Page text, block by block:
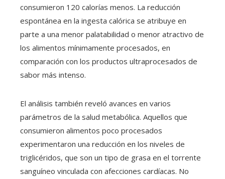
consumieron 120 calorías menos. La reducción
espontánea en la ingesta calórica se atribuye en
parte a una menor palatabilidad o menor atractivo de
los alimentos mínimamente procesados, en
comparación con los productos ultraprocesados de
sabor más intenso.
El análisis también reveló avances en varios
parámetros de la salud metabólica. Aquellos que
consumieron alimentos poco procesados
experimentaron una reducción en los niveles de
triglicéridos, que son un tipo de grasa en el torrente
sanguíneo vinculada con afecciones cardíacas. No